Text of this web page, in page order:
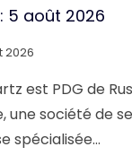
5 août 2026
2026
est PDG de
une société de
spécialisée…